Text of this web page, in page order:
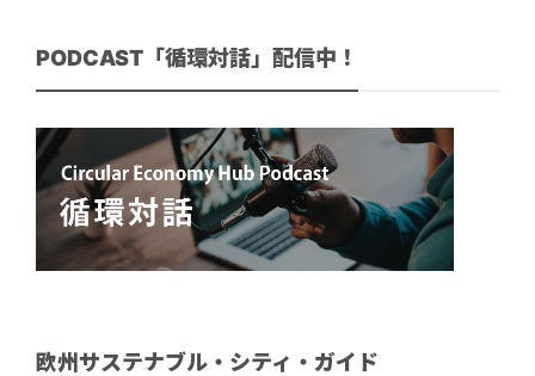
PODCAST「循環対話」配信中！
欧州サステナブル・シティ・ガイド